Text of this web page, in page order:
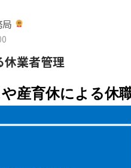
休業者管理
産育休による休